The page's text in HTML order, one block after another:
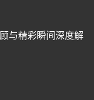
与精彩瞬间深度解